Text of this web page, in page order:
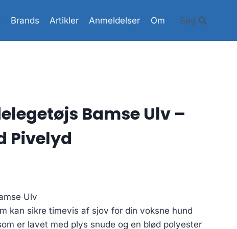
Brands Artikler Anmeldelser Om Søg
Bamse Ulv –
Pivelyd
Ulv
kan sikre timevis af sjov for din voksne hund
er lavet med plys snude og en blød polyester